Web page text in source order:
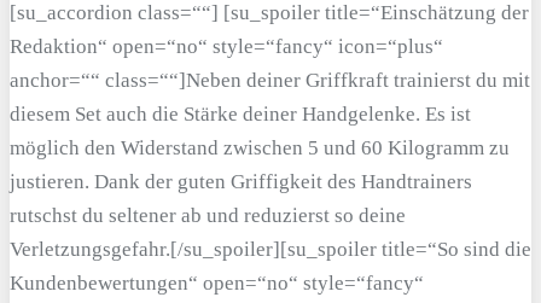
[su_accordion class=““] [su_spoiler title=“Einschätzung der
Redaktion“ open=“no“ style=“fancy“ icon=“plus“
anchor=““ class=““]Neben deiner Griffkraft trainierst du mit
diesem Set auch die Stärke deiner Handgelenke. Es ist
möglich den Widerstand zwischen 5 und 60 Kilogramm zu
justieren. Dank der guten Griffigkeit des Handtrainers
rutschst du seltener ab und reduzierst so deine
Verletzungsgefahr.[/su_spoiler][su_spoiler title=“So sind die
Kundenbewertungen“ open=“no“ style=“fancy“